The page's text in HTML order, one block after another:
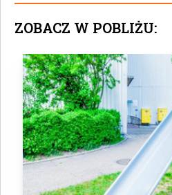
ZOBACZ W POBLIŻU: